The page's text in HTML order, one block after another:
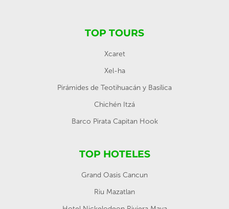
TOP TOURS
Xcaret
Xel-ha
Pirámides de Teotihuacán y Basílica
Chichén Itzá
Barco Pirata Capitan Hook
TOP HOTELES
Grand Oasis Cancun
Riu Mazatlan